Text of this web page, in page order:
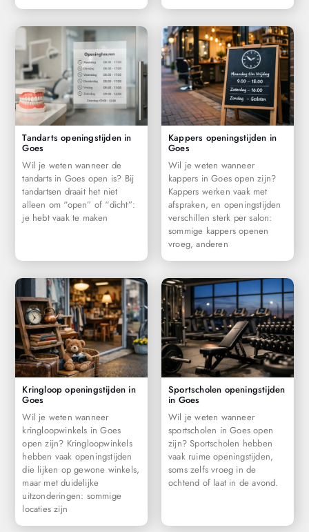
Tandarts openingstijden in
Goes
Wil je weten wanneer de
tandarts in Goes open is? Bij
tandartsen draait het niet
alleen om “open” of “dicht”:
je hebt vaak te maken
Kappers openingstijden in
Goes
Wil je weten wanneer
kappers in Goes open zijn?
Kappers werken vaak met
afspraken, en openingstijden
verschillen sterk per salon:
sommige kappers openen
vroeg, anderen
Kringloop openingstijden in
Goes
Wil je weten wanneer
kringloopwinkels in Goes
open zijn? Kringloopwinkels
hebben vaak openingstijden
die lijken op gewone winkels,
maar met duidelijke
uitzonderingen: sommige
locaties zijn
Sportscholen openingstijden
in Goes
Wil je weten wanneer
sportscholen in Goes open
zijn? Sportscholen hebben
vaak ruime openingstijden,
soms zelfs vroeg in de
ochtend of laat in de avond.